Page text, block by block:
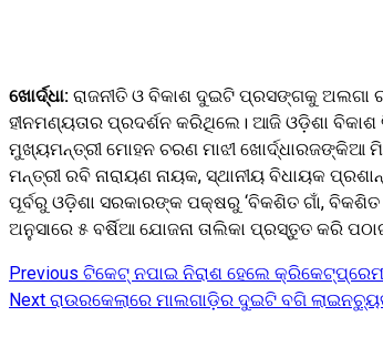
ଖୋର୍ଦ୍ଧା: ରାଜନୀତି ଓ ବିକାଶ ଦୁଇଟି ପ୍ରସଙ୍ଗକୁ ଅଲଗା
ହୀନମଣ୍ୟତାର ପ୍ରଦର୍ଶନ କରିଥିଲେ। ଆଜି ଓଡ଼ିଶା
ମୁଖ୍ୟମନ୍ତ୍ରୀ ମୋହନ ଚରଣ ମାଝୀ
ମନ୍ତ୍ରୀ ରବି ନାରାୟଣ ନାୟକ, ସ୍ଥାନୀୟ ବିଧାୟକ
ପୂର୍ବରୁ ଓଡ଼ିଶା ସରକାରଙ୍କ ପକ୍ଷରୁ ‘ବିକଶିତ ଗାଁ, ବିକଶିତ
ଅନୁସାରେ ୫ ବର୍ଷିଆ ଯୋଜନା ତାଲିକା ପ୍ରସ୍ତୁତ କରି
Previous ଟିକେଟ୍‌ ନପାଇ ନିରାଶ ହେଲେ
Next ରାଉରକେଲାରେ ମାଲଗାଡ଼ିର ଦୁଇଟି ବଗି